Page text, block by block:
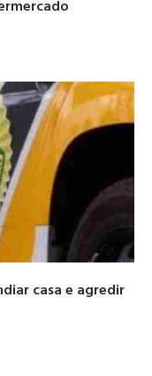
casa e agredir